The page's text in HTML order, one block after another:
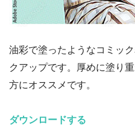
油彩で塗ったようなコミッ
クアップです。厚めに塗り
方にオススメです。
ダウンロードする